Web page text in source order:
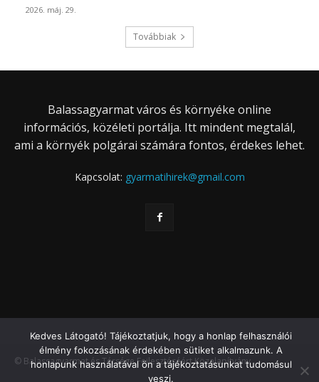
2026. máj. 29.
Továbbiak
Balassagyarmat város és környéke online
információs, közéleti portálja. Itt mindent megtalál,
ami a környék polgárai számára fontos, érdekes lehet.
Kapcsolat: gyarmatihirek@gmail.com
© Balassagyarmat és Térsége Fejlesztéséért Közalapítvány
Kedves Látogató! Tájékoztatjuk, hogy a honlap felhasználói
élmény fokozásának érdekében sütiket alkalmazunk. A
honlapunk használatával ön a tájékoztatásunkat tudomásul
veszi.